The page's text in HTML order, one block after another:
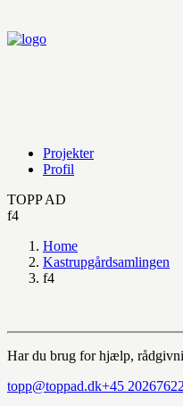
Projekter
Profil
TOPP AD
f4
Home
Kastrupgårdsamlingen
f4
Har du brug for hjælp,
topp@toppad.dk+45 20267622